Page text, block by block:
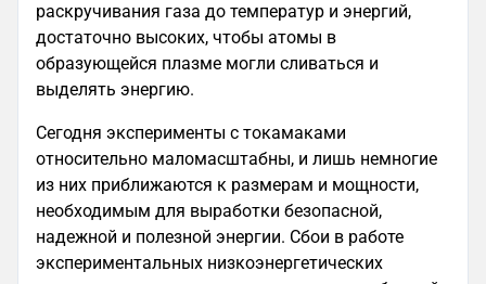
раскручивания газа до температур и энергий,
достаточно высоких, чтобы атомы в
образующейся плазме могли сливаться и
выделять энергию.
Сегодня эксперименты с токамаками
относительно маломасштабны, и лишь немногие
из них приближаются к размерам и мощности,
необходимым для выработки безопасной,
надежной и полезной энергии. Сбои в работе
экспериментальных низкоэнергетических